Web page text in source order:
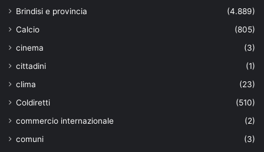
Brindisi e provincia
(4.889)
Calcio
(805)
cinema
(3)
cittadini
(1)
clima
(23)
Coldiretti
(510)
commercio internazionale
(2)
comuni
(3)